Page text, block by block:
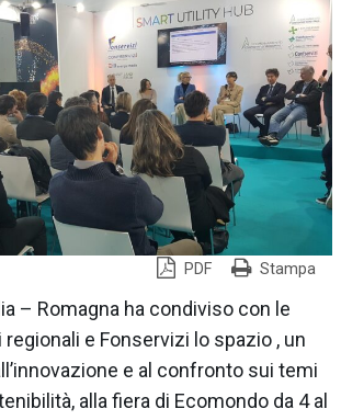
PDF Stampa
– Romagna ha condiviso con le
e Fonservizi lo spazio , un
e al confronto sui temi
alla fiera di Ecomondo da 4 al